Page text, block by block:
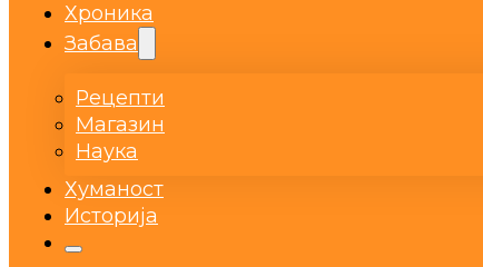
Хроника
Забава
Рецепти
Магазин
Наука
Хуманост
Историја